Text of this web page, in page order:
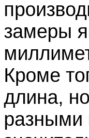
замеры
Кроме
длина,
разными